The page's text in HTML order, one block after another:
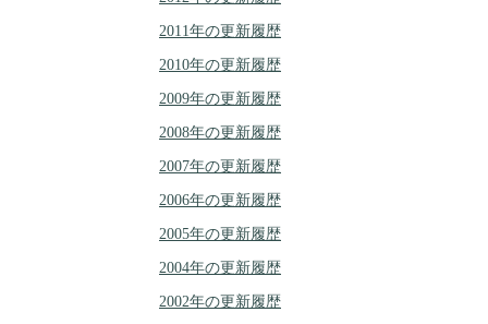
2011年の更新履歴
2010年の更新履歴
2009年の更新履歴
2008年の更新履歴
2007年の更新履歴
2006年の更新履歴
2005年の更新履歴
2004年の更新履歴
2002年の更新履歴